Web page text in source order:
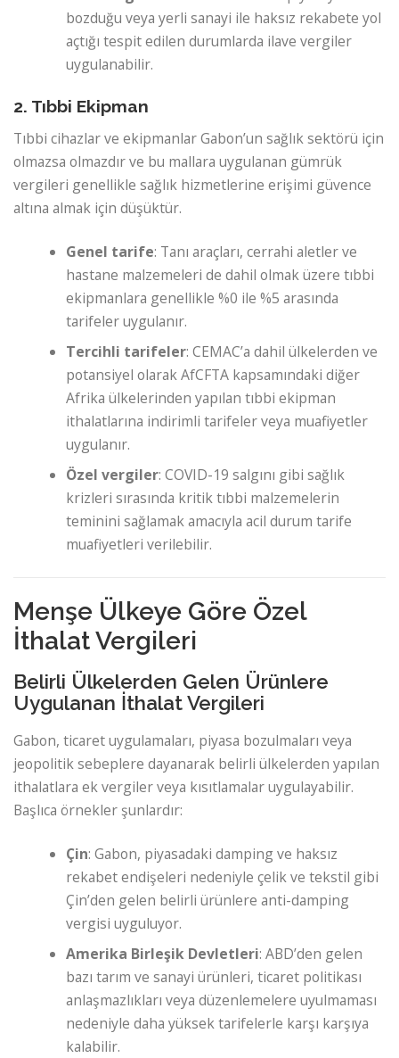
bozduğu veya yerli sanayi ile haksız rekabete yol
açtığı tespit edilen durumlarda ilave vergiler
uygulanabilir.
2. Tıbbi Ekipman
Tıbbi cihazlar ve ekipmanlar Gabon’un sağlık sektörü için
olmazsa olmazdır ve bu mallara uygulanan gümrük
vergileri genellikle sağlık hizmetlerine erişimi güvence
altına almak için düşüktür.
Genel tarife: Tanı araçları, cerrahi aletler ve
hastane malzemeleri de dahil olmak üzere tıbbi
ekipmanlara genellikle %0 ile %5 arasında
tarifeler uygulanır.
Tercihli tarifeler: CEMAC’a dahil ülkelerden ve
potansiyel olarak AfCFTA kapsamındaki diğer
Afrika ülkelerinden yapılan tıbbi ekipman
ithalatlarına indirimli tarifeler veya muafiyetler
uygulanır.
Özel vergiler: COVID-19 salgını gibi sağlık
krizleri sırasında kritik tıbbi malzemelerin
teminini sağlamak amacıyla acil durum tarife
muafiyetleri verilebilir.
Menşe Ülkeye Göre Özel
İthalat Vergileri
Belirli Ülkelerden Gelen Ürünlere
Uygulanan İthalat Vergileri
Gabon, ticaret uygulamaları, piyasa bozulmaları veya
jeopolitik sebeplere dayanarak belirli ülkelerden yapılan
ithalatlara ek vergiler veya kısıtlamalar uygulayabilir.
Başlıca örnekler şunlardır:
Çin: Gabon, piyasadaki damping ve haksız
rekabet endişeleri nedeniyle çelik ve tekstil gibi
Çin’den gelen belirli ürünlere anti-damping
vergisi uyguluyor.
Amerika Birleşik Devletleri: ABD’den gelen
bazı tarım ve sanayi ürünleri, ticaret politikası
anlaşmazlıkları veya düzenlemelere uyulmaması
nedeniyle daha yüksek tarifelerle karşı karşıya
kalabilir.